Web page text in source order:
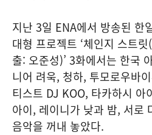
지난 3일 ENA에서 방송된 한
대형 프로젝트 ‘체인지 스트
출: 오준성)’ 3화에서는 한국
니어 려욱, 청하, 투모로우바
티스트 DJ KOO, 타카하시
아이, 레이니가 낮과 밤, 서로
음악을 꺼내 놓았다.